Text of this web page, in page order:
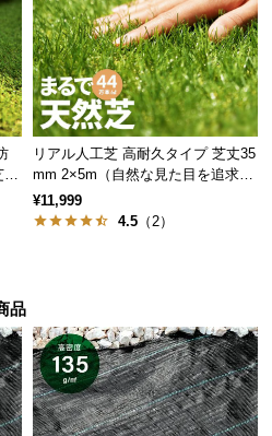
シートを広げて敷くだけな
。
丈
リアル人工芝 高耐久タイプ 芝丈35
mm 2×5m（自然な見た目を追求・
U字ピン付属）
¥11,999
4.5 （2）
品